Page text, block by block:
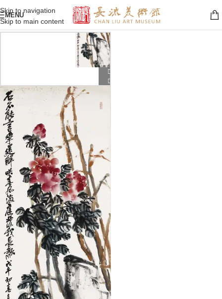
Skip to navigation
Skip to main content
MENU